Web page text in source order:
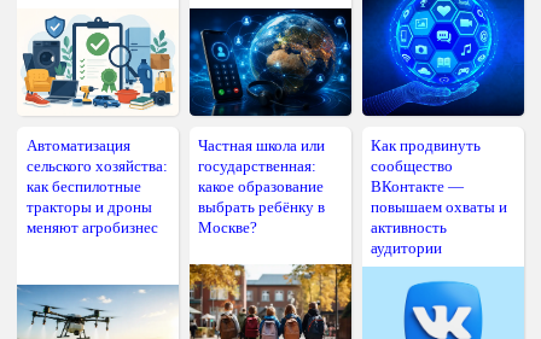
Автоматизация
сельского хозяйства:
как беспилотные
тракторы и дроны
меняют агробизнес
Частная школа или
государственная:
какое образование
выбрать ребёнку в
Москве?
Как продвинуть
сообщество
ВКонтакте —
повышаем охваты и
активность
аудитории